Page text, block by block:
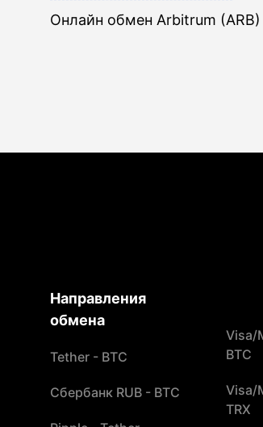
Онлайн обмен Arbitrum (ARB)
Направления
обмена
Tether - BTC
Сбербанк RUB - BTC
Visa/
BTC
Visa/
TRX